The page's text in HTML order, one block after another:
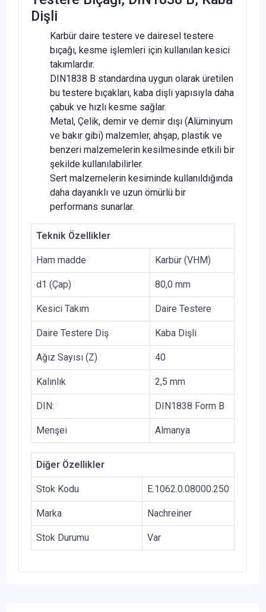
Dişli
Karbür daire testere ve dairesel testere
bıçağı, kesme işlemleri için kullanılan kesici
takımlardır.
DIN1838 B standardına uygun olarak üretilen
bu testere bıçakları, kaba dişli yapısıyla daha
çabuk ve hızlı kesme sağlar.
Metal, Çelik, demir ve demir dışı (Alüminyum
ve bakır gibi) malzemler, ahşap, plastik ve
benzeri malzemelerin kesilmesinde etkili bir
şekilde kullanılabilirler.
Sert malzemelerin kesiminde kullanıldığında
daha dayanıklı ve uzun ömürlü bir
performans sunarlar.
Teknik Özellikler
Ham madde Karbür (VHM)
d1 (Çap) 80,0 mm
Kesici Takım Daire Testere
Daire Testere Diş Kaba Dişli
Ağız Sayısı (Z) 40
Kalınlık 2,5 mm
DIN: DIN1838 Form B
Menşei Almanya
Diğer Özellikler
Stok Kodu E.1062.0.08000.250
Marka Nachreiner
Stok Durumu Var